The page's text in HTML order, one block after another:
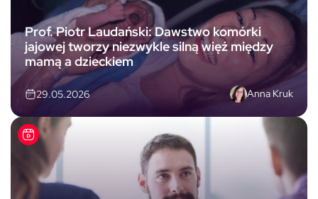
Prof. Piotr Laudański: Dawstwo komórki
jajowej tworzy niezwykle silną więź między
mamą a dzieckiem
29.05.2026 Anna Kruk